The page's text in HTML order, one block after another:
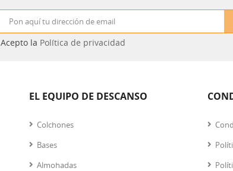
Acepto la Política de privacidad
EL EQUIPO DE DESCANSO
Colchones
Bases
Almohadas